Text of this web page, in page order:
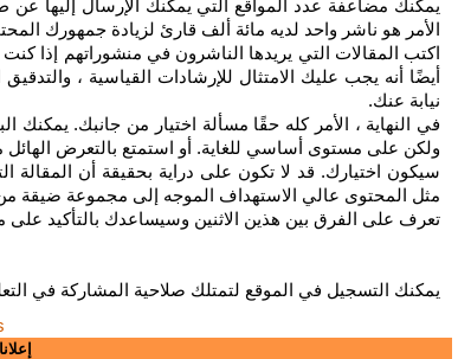
يمكنك مضاعفة عدد المواقع التي يمكنك الإرسال إليها عن
الأمر هو ناشر واحد لديه مائة ألف قارئ لزيادة جمهورك
اكتب المقالات التي يريدها الناشرون في منشوراتهم إذا
أيضًا أنه يجب عليك الامتثال للإرشادات القياسية ،
نيابة عنك.
في النهاية ، الأمر كله حقًا مسألة اختيار من جانبك.
ولكن على مستوى أساسي للغاية. أو استمتع بالتعرض
سيكون اختيارك. قد لا تكون على دراية بحقيقة أن المقالة
مثل المحتوى عالي الاستهداف الموجه إلى مجموعة ضيقة
تعرف على الفرق بين هذين الاثنين وسيساعدك بالتأكيد على
يمكنك التسجيل في الموقع لتمتلك صلاحية المشاركة في